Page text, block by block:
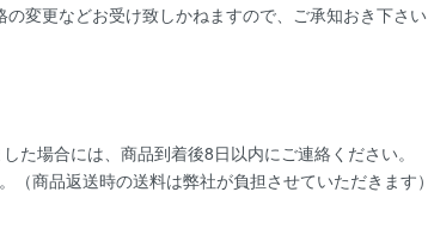
変更などお受け致しかねますので、ご承知おき下さい
た場合には、 商品到着後8日以内にご連絡ください。
商品返送時の送料は弊社が負担させていただきます）